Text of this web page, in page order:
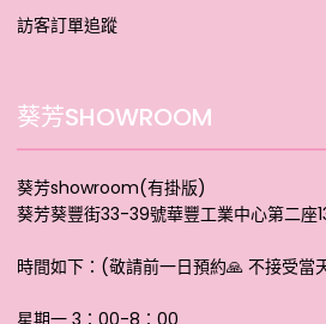
訪客訂單追蹤
葵芳SHOWROOM
葵芳showroom(有掛版)
葵芳葵豐街33-39號華豐工業中心第二座
時間如下：(敬請前一日預約🙏 不接受當
星期一 3：00-8：00